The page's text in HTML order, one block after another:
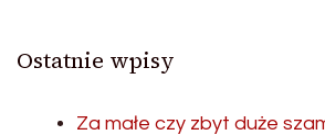
Ostatnie wpisy
Za małe czy zbyt duże